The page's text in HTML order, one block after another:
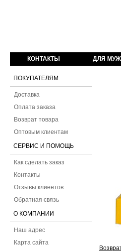
КОНТАКТЫ ДЛЯ
ПОКУПАТЕЛЯМ
Доставка
Оплата заказа
Возврат товара
Оптовым клиентам
СЕРВИС И ПОМОЩЬ
Как сделать заказ
Контакты
Отзывы клиентов
Обратная связь
О КОМПАНИИ
Наш адрес
Карта сайта